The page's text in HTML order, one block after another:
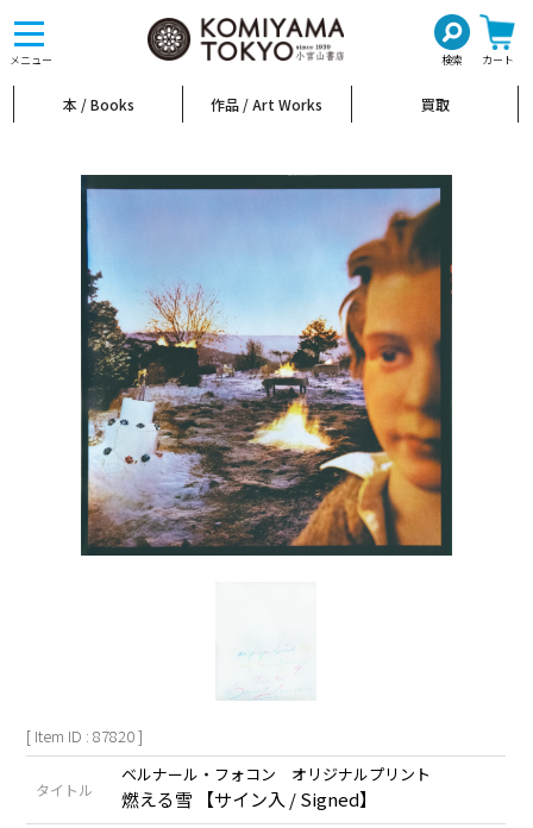
メニュー 検索 カート
toggle
navigation
本 / Books 作品 / Art Works 買取
[ Item ID : 87820 ]
タイトル
ベルナール・フォコン オリジナルプリント
燃える雪 【サイン入 / Signed】